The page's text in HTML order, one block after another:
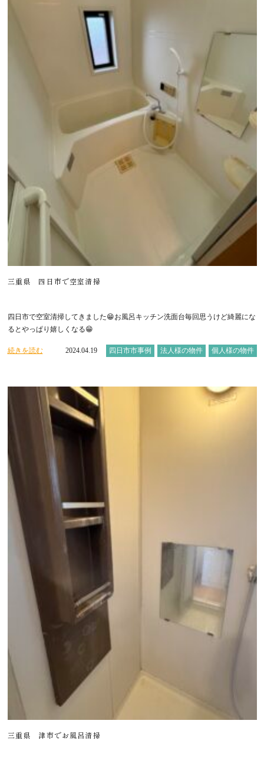
三重県 四日市で空室清掃
四日市で空室清掃してきました😁お風呂キッチン洗面台毎回思うけど綺麗にな
るとやっぱり嬉しくなる😁
続きを読む 2024.04.19 四日市市事例 法人様の物件 個人様の物件
三重県 津市でお風呂清掃